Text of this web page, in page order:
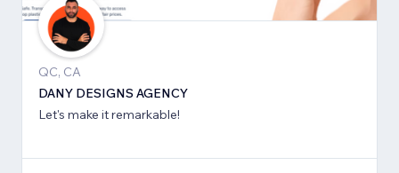
QC, CA
DANY DESIGNS AGENCY
Let's make it remarkable!